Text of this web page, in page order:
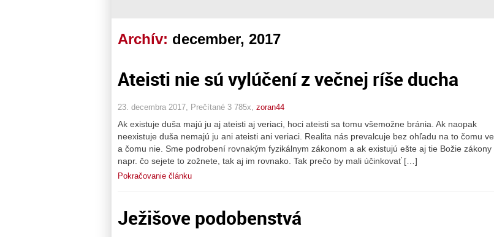
Archív: december, 2017
Ateisti nie sú vylúčení z večnej ríše ducha
23. decembra 2017, Prečítané 3 785x, zoran44
Ak existuje duša majú ju aj ateisti aj veriaci, hoci ateisti sa tomu všemožne bránia. Ak naopak
neexistuje duša nemajú ju ani ateisti ani veriaci. Realita nás prevalcuje bez ohľadu na to čomu
a čomu nie. Sme podrobení rovnakým fyzikálnym zákonom a ak existujú ešte aj tie Božie zákony
napr. čo sejete to zožnete, tak aj im rovnako. Tak prečo by mali účinkovať […]
Pokračovanie článku
Ježišove podobenstvá